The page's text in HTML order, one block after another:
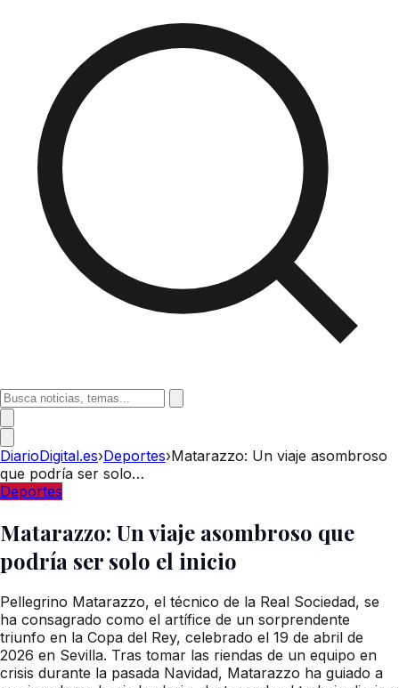
DiarioDigital.es›Deportes›Matarazzo: Un viaje asombroso
que podría ser solo…
Deportes
Matarazzo: Un viaje asombroso que
podría ser solo el inicio
Pellegrino Matarazzo, el técnico de la Real Sociedad, se
ha consagrado como el artífice de un sorprendente
triunfo en la Copa del Rey, celebrado el 19 de abril de
2026 en Sevilla. Tras tomar las riendas de un equipo en
crisis durante la pasada Navidad, Matarazzo ha guiado a